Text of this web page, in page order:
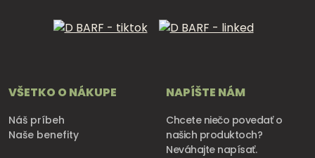
VŠETKO O NÁKUPE
Náš príbeh
Naše benefity
NAPÍŠTE NÁM
Chcete niečo povedať o
našich produktoch?
Neváhajte napísať.